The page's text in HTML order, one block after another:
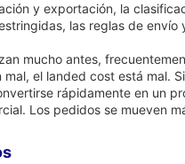
y exportación, la
las reglas de
mucho antes,
el landed cost está mal.
rápidamente en un
Los pedidos se mueven